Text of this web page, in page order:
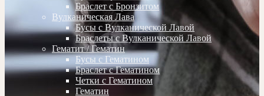
Браслет с Бронзитом
Вулканическая Лава
Бусы с Вулканической Лавой
Браслеты с Вулканической Лавой
Гематит / Гематин
Бусы с Гематином
Браслет с Гематином
Четки с Гематином
Гематин